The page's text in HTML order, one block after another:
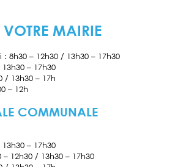
MAIRIE
8h30 – 12h30 / 13h30 – 17h30
– 17h30
/ 13h30 – 17h
– 12h
COMMUNALE
– 17h30
12h30 / 13h30 – 17h30